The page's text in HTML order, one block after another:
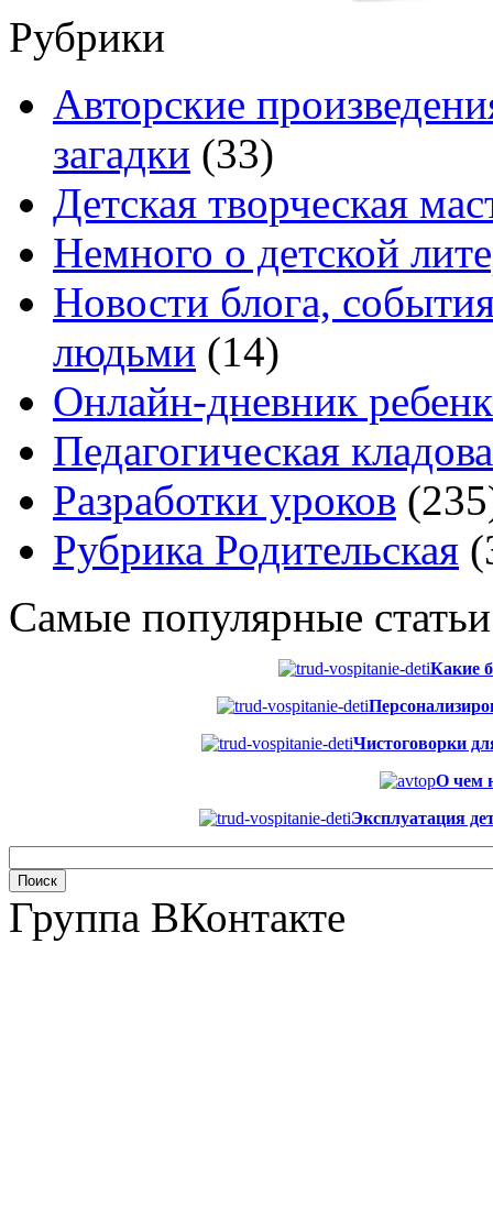
Рубрики
Авторские
загадки (33)
Детская творческая
Немного о детской
Новости блога,
людьми (14)
Онлайн-дневник
Педагогическая
Разработки уроков
Рубрика Родительская
Самые популярные
Какие
Чистоговорки
О чем
Эксплуатация
Группа ВКонтакте